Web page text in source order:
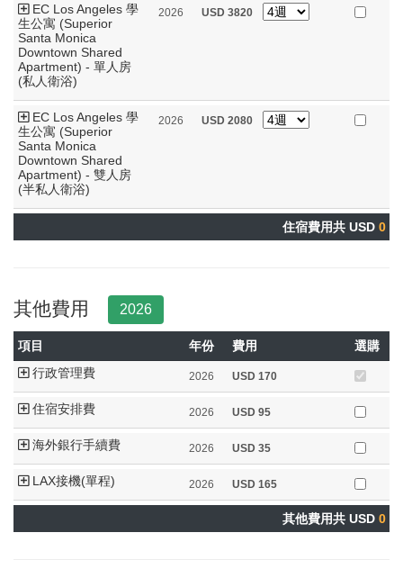
EC Los Angeles 學
生公寓 (Superior
Santa Monica
Downtown Shared
Apartment) - 單人房
(私人衛浴)
2026 USD 3820
EC Los Angeles 學
生公寓 (Superior
Santa Monica
Downtown Shared
Apartment) - 雙人房
(半私人衛浴)
2026 USD 2080
住宿費用共 USD 0
其他費用 2026
項目 年份 費用
選購
行政管理費
2026 USD 170
住宿安排費 2026 USD 95
海外銀行手續費 2026 USD 35
LAX接機(單程) 2026 USD 165
其他費用共 USD 0